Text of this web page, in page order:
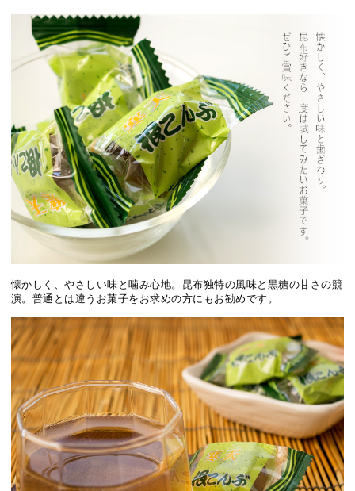
懐かしく、やさしい味と噛み心地。昆布独特の風味と黒糖の甘さの競
演。普通とは違うお菓子をお求めの方にもお勧めです。